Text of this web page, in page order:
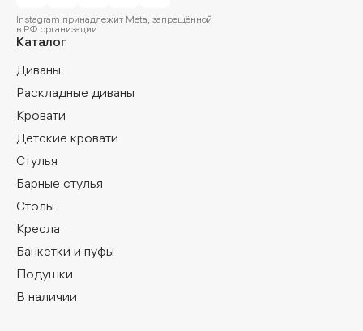
Instagram принадлежит Meta, запрещённой
в РФ организации
Каталог
Диваны
Раскладные диваны
Кровати
Детские кровати
Стулья
Барные стулья
Столы
Кресла
Банкетки и пуфы
Подушки
В наличии